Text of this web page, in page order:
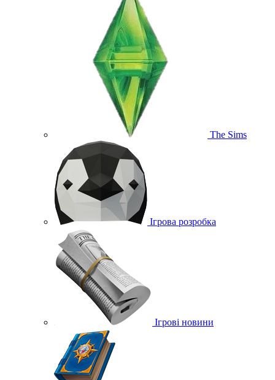
The Sims
Ігрова розробка
Ігрові новини